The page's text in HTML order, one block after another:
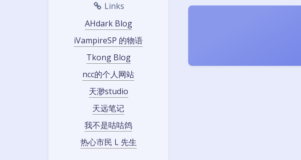
Links
AHdark Blog
iVampireSP 的物语
Tkong Blog
ncc的个人网站
天渺studio
天远笔记
我不是咕咕鸽
热心市民 L 先生